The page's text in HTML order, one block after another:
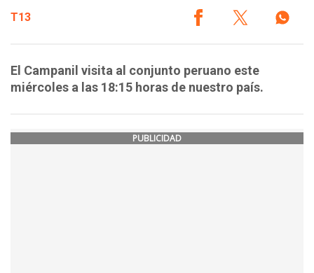
T13
El Campanil visita al conjunto peruano este
miércoles a las 18:15 horas de nuestro país.
PUBLICIDAD